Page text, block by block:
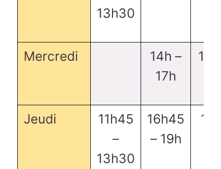
13h30
Mercredi
14h –
17h
Jeudi
11h45
–
13h30
16h45
– 19h